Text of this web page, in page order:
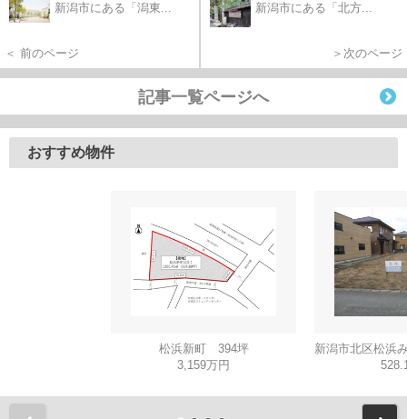
新潟市にある「潟東...
＜ 前のページ
新潟市にある「北方...
＞次のページ
記事一覧ページへ
おすすめ物件
松浜新町 394坪
3,159万円